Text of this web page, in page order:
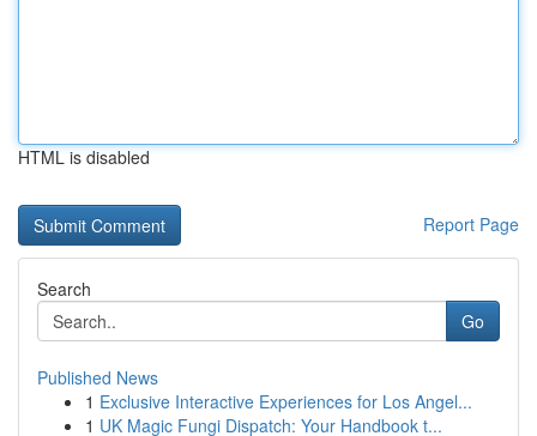
HTML is disabled
Report Page
Search
Go
Published News
1 Exclusive Interactive Experiences for Los Angel...
1 UK Magic Fungi Dispatch: Your Handbook t...